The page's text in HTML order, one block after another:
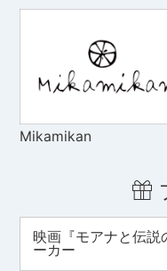
Mikamikan
映画『モアナと伝説
ーカー